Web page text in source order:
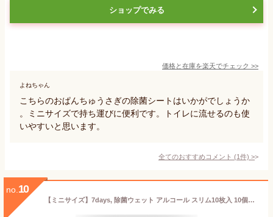
ショップでみる
価格と在庫を楽天でチェック >>
よねちゃん
こちらのおぱんちゅうさぎの除菌シートはいかがでしょうか
。ミニサイズで持ち運びに便利です。トイレに流せるのも使
いやすいと思います。
全てのおすすめコメント (1件) >
no. 10
【ミニサイズ】7days, 除菌ウェット アルコール スリム10枚入 10個セット 日本製 携帯用